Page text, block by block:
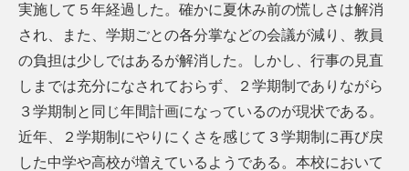
実施して５年経過した。確かに夏休み前の慌しさは解消
され、また、学期ごとの各分掌などの会議が減り、教員
の負担は少しではあるが解消した。しかし、行事の見直
しまでは充分になされておらず、２学期制でありながら
３学期制と同じ年間計画になっているのが現状である。
近年、２学期制にやりにくさを感じて３学期制に再び戻
した中学や高校が増えているようである。本校において